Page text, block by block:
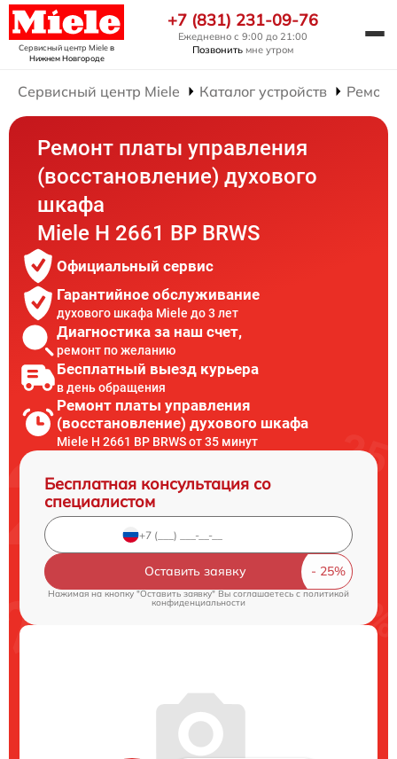
Сервисный центр Mieleв
Нижнем Новгороде
+7 (831) 231-09-76
Ежедневно с 9:00 до 21:00
Позвонить мне утром
Сервисный центр Miele Каталог устройств
Ремонт платы управления
(восстановление) духового
шкафа
Miele H 2661 BP BRWS
Официальный сервис
Гарантийное обслуживание
духового шкафа Miele до 3 лет
Диагностика за наш счет,
ремонт по желанию
Бесплатный выезд курьера
в день обращения
Ремонт платы управления
(восстановление) духового шкафа
Miele H 2661 BP BRWS от 35 минут
Бесплатная консультация со
специалистом
Оставить заявку
Нажимая на кнопку "Оставить заявку" Вы соглашаетесь cполитикой
конфиденциальности